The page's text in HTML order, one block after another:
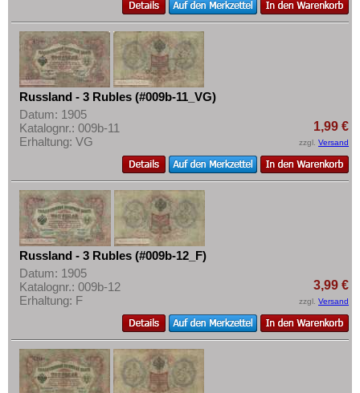
Russland - 3 Rubles (#009b-11_VG)
Datum: 1905
Katalognr.: 009b-11
Erhaltung: VG
1,99 €
zzgl. Versand
Russland - 3 Rubles (#009b-12_F)
Datum: 1905
Katalognr.: 009b-12
Erhaltung: F
3,99 €
zzgl. Versand